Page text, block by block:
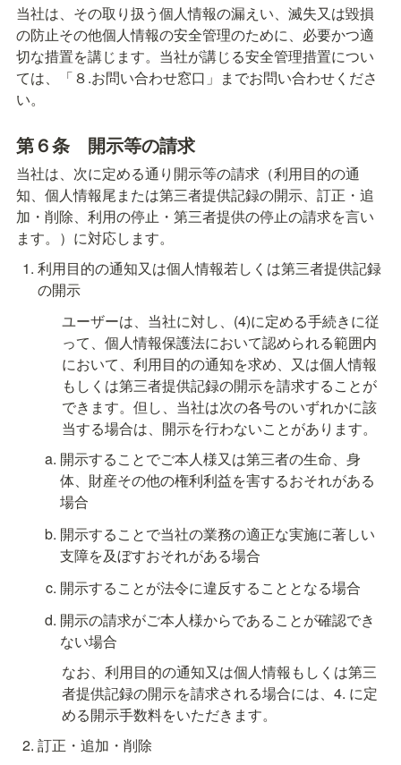
当社は、その取り扱う個人情報の漏えい、滅失又は毀損
の防止その他個人情報の安全管理のために、必要かつ適
切な措置を講じます。当社が講じる安全管理措置につい
ては、「８.お問い合わせ窓口」までお問い合わせくださ
い。
第６条 開示等の請求
当社は、次に定める通り開示等の請求（利用目的の通
知、個人情報尾または第三者提供記録の開示、訂正・追
加・削除、利用の停止・第三者提供の停止の請求を言い
ます。）に対応します。
利用目的の通知又は個人情報若しくは第三者提供記録
の開示
ユーザーは、当社に対し、(4)に定める手続きに従
って、個人情報保護法において認められる範囲内
において、利用目的の通知を求め、又は個人情報
もしくは第三者提供記録の開示を請求することが
できます。但し、当社は次の各号のいずれかに該
当する場合は、開示を行わないことがあります。
開示することでご本人様又は第三者の生命、身
体、財産その他の権利利益を害するおそれがある
場合
開示することで当社の業務の適正な実施に著しい
支障を及ぼすおそれがある場合
開示することが法令に違反することとなる場合
開示の請求がご本人様からであることが確認でき
ない場合
なお、利用目的の通知又は個人情報もしくは第三
者提供記録の開示を請求される場合には、4. に定
める開示手数料をいただきます。
訂正・追加・削除